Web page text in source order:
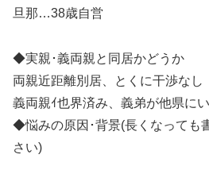
旦那…38歳自営
◆実親･義両親と同居かどうか
両親近距離別居、とくに干渉なし
義両親ｲ也界済み、義弟が他県に
◆悩みの原因･背景(長くなっても
さい)